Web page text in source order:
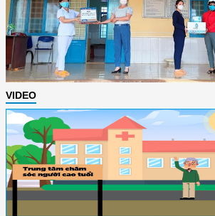
VIDEO